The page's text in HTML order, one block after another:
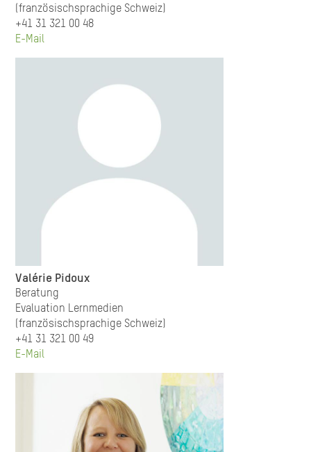
(französischsprachige Schweiz)
+41 31 321 00 48
E-Mail
Valérie Pidoux
Beratung
Evaluation Lernmedien
(französischsprachige Schweiz)
+41 31 321 00 49
E-Mail